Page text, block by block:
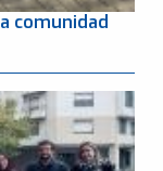
comunidad